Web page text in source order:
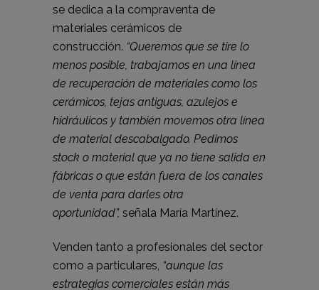
se dedica a la compraventa de
materiales cerámicos de
construcción. “Queremos que se tire lo
menos posible, trabajamos en una línea
de recuperación de materiales como los
cerámicos, tejas antiguas, azulejos e
hidráulicos y también movemos otra línea
de material descabalgado. Pedimos
stock o material que ya no tiene salida en
fábricas o que están fuera de los canales
de venta para darles otra
oportunidad”, señala María Martínez.
Venden tanto a profesionales del sector
como a particulares, “aunque las
estrategias comerciales están más